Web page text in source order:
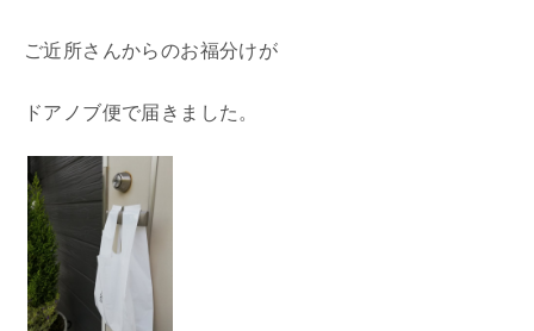
ご近所さんからのお福分けが
ドアノブ便で届きました。